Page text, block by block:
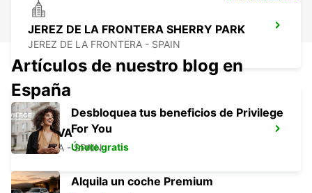
JEREZ DE LA FRONTERA SHERRY PARK
JEREZ DE LA FRONTERA - SPAIN
HUELVA
HUELVA - SPAIN
Artículos de nuestro blog en
España
Desbloquea tus beneficios de Privilege
For You
Únete gratis
Alquila un coche Premium